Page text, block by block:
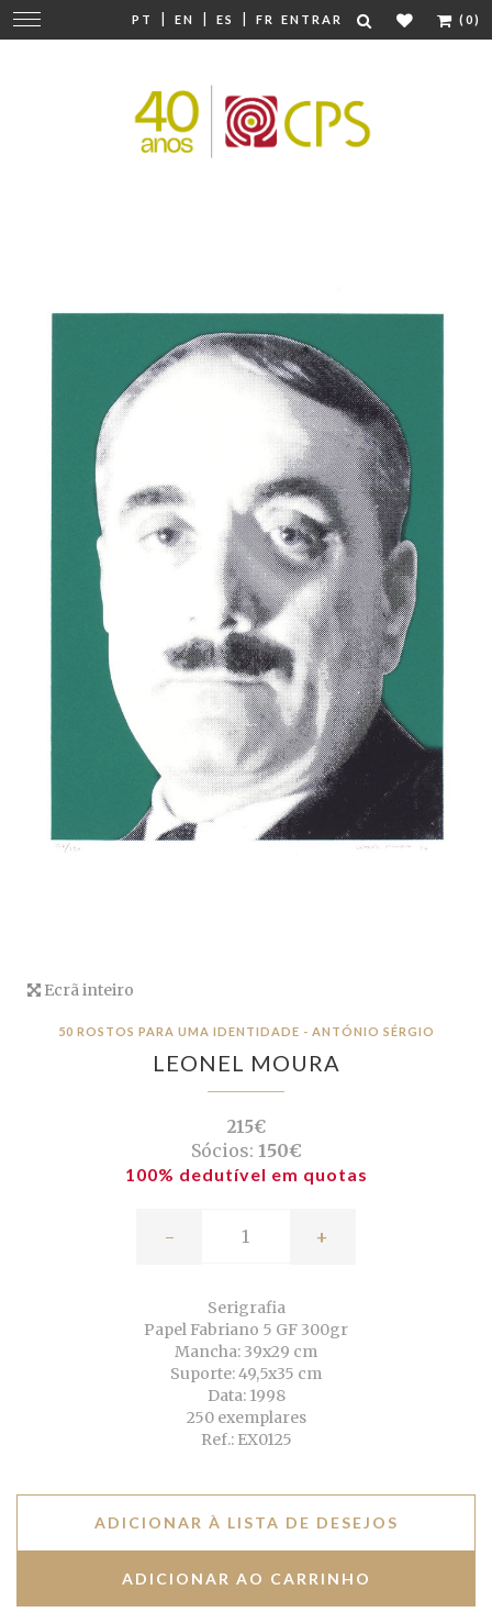
PT | EN | ES | FR ENTRAR (0)
Mudar
navegação
Ecrã inteiro
50 ROSTOS PARA UMA IDENTIDADE - ANTÓNIO SÉRGIO
LEONEL MOURA
215€
Sócios: 150€
100% dedutível em quotas
- +
Serigrafia
Papel Fabriano 5 GF 300gr
Mancha: 39x29 cm
Suporte: 49,5x35 cm
Data: 1998
250 exemplares
Ref.: EX0125
ADICIONAR À LISTA DE DESEJOS